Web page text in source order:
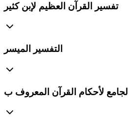
تفسير القرآن العظيم لإبن كثير
التفسير الميسر
الجامع لأحكام القرآن المعروف ب